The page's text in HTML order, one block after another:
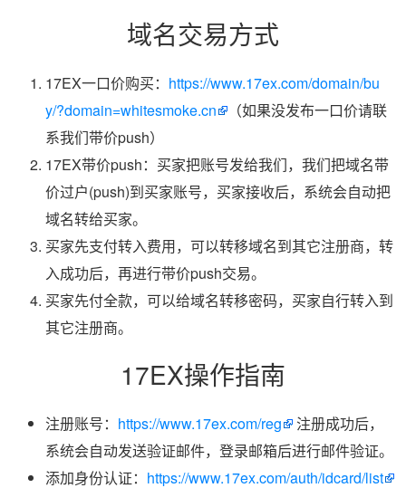
域名交易方式
17EX一口价购买： https://www.17ex.com/domain/bu
y/?domain=whitesmoke.cn
（如果没发布一口价请联
系我们带价push）
17EX带价push：买家把账号发给我们，我们把域名带
价过户(push)到买家账号，买家接收后，系统会自动把
域名转给买家。
买家先支付转入费用，可以转移域名到其它注册商，转
入成功后，再进行带价push交易。
买家先付全款，可以给域名转移密码，买家自行转入到
其它注册商。
17EX操作指南
注册账号： https://www.17ex.com/reg
注册成功后，
系统会自动发送验证邮件，登录邮箱后进行邮件验证。
添加身份认证： https://www.17ex.com/auth/idcard/list